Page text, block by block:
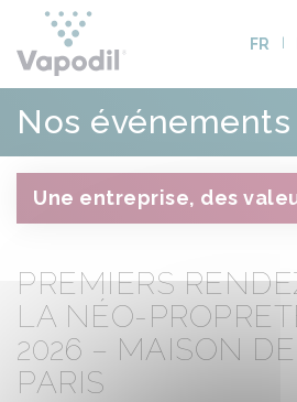
FR
Nos événements
Une entreprise, des
PREMIERS
LA NÉO-
2026 – MAISON DE
PARIS